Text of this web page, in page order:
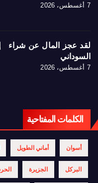
7 أغسطس، 2026
لقد عجز المال عن شراء
السوداني
7 أغسطس، 2026
الكلمات المفتاحية
أسوان أماني الطويل
البركل الجزيرة